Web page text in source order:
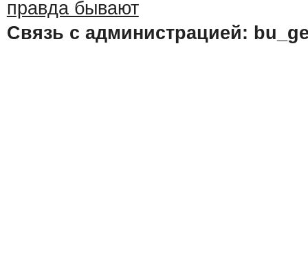
Связь с администрацией: